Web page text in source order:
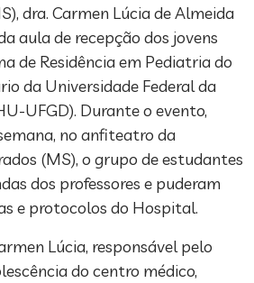
dra. Carmen Lúcia de Almeida
aula de recepção dos jovens
de Residência em Pediatria do
da Universidade Federal da
UFGD). Durante o evento,
no anfiteatro da
(MS), o grupo de estudantes
dos professores e puderam
e protocolos do Hospital.
Lúcia, responsável pelo
do centro médico,